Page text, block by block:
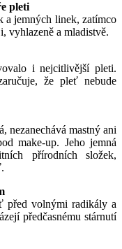
pleti
a jemných linek, zatímco
vyhlazeně a mladistvě.
i nejcitlivější pleti.
že pleť nebude
nezanechává mastný ani
make-up. Jeho jemná
přírodních složek,
před volnými radikály a
předčasnému stárnutí